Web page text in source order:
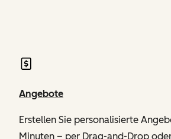
Angebote
Erstellen Sie personalisierte
Minuten – per Drag-and-Drop